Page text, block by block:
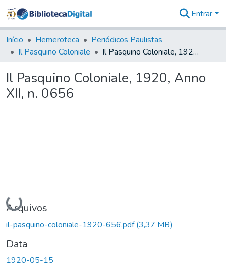
&
Coleções
Tudo na
Digital
Entrar
Início Hemeroteca
Periódicos Paulistas
Il Pasquino Coloniale
Il Pasquino Coloniale, 1920, Anno XII, n. 0656
Il Pasquino Coloniale, 1920, Anno
XII, n. 0656
Carregando...
Arquivos
il-pasquino-coloniale-1920-656.pdf(3,37 MB)
Data
1920-05-15